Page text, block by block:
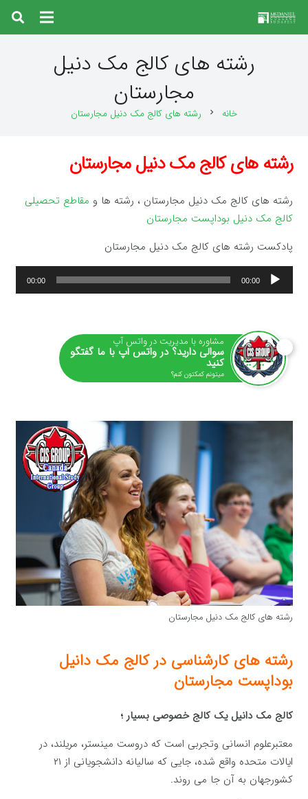
رشته های کالج مک دنیل
مجارستان
خانه chevron_right رشته های کالج مک دنیل مجارستان
رشته های کالج مک دنیل مجارستان
رشته های کالج مک دنیل مجارستان ، رشته ها و مقاطع تحصیلی
کالج مک دنیل بوداپست مجارستان
پادکست رشته های کالج مک دنیل مجارستان
پخش‌کننده
صوت
00:00
00:00
مشاوره با مدیریت در واتس آپ
سوالی دارید؟ در واتس اپ با ما گفتگو
کنید
میتونم کمکتون کنم؟
رشته های کالج مک دنیل مجارستان
رشته های کارشناسی در کالج مک دانیل
بوداپست مجارستان
کالج مک دانیل یک کالج خصوصی بسیار ؛
معتبرعلوم انسانی وتجربی است که دروست مینستر، مریلند، در
ایالات متحده واقع شده، جایی که سالیانه دانشجویانی از ۲۱
کشورجهان به آن جا می روند.